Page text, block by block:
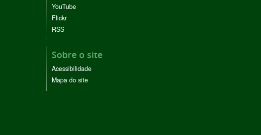
YouTube
Flickr
RSS
Sobre o site
Acessibilidade
Mapa do site